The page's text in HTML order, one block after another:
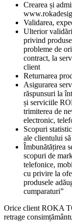
Crearea și
Validarea,
Ulterior
privind
probleme de
contract, la
client
Returnarea
Asigurarea
răspunsuri la
și serviciile
trimiterea de
electronic,
Scopuri
ale clientului
Îmbunătățirea
scopuri de
telefonice,
cu privire la
produsele
cumparaturi”
Orice client ROKA
retrage